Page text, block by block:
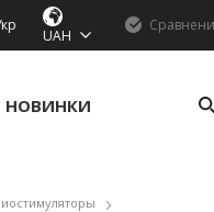
UAH
НОВИНКИ